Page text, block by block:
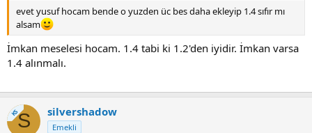
evet yusuf hocam bende o yuzden üc bes daha ekleyip 1.4 sıfır mı
alsam
İmkan meselesi hocam. 1.4 tabi ki 1.2'den iyidir. İmkan varsa
1.4 alınmalı.
KSS silvershadow
Emekli